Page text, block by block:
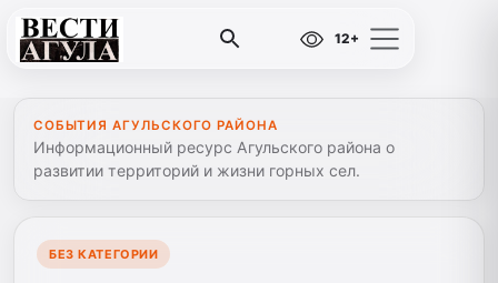
12+
СОБЫТИЯ АГУЛЬСКОГО РАЙОНА
Информационный ресурс Агульского района о
развитии территорий и жизни горных сел.
БЕЗ КАТЕГОРИИ